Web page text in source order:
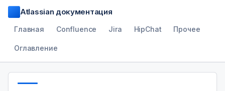
Atlassian документация
Главная Confluence Jira HipChat Прочее
Оглавление